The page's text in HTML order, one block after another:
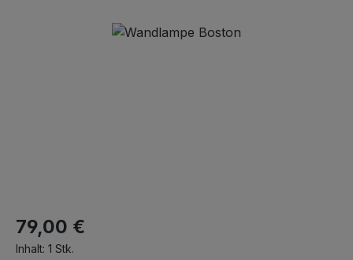
Bildergalerie überspringen
79,00 €
Inhalt: 1 Stk.